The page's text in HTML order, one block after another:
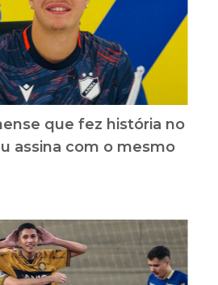
que fez história no
assina com o mesmo